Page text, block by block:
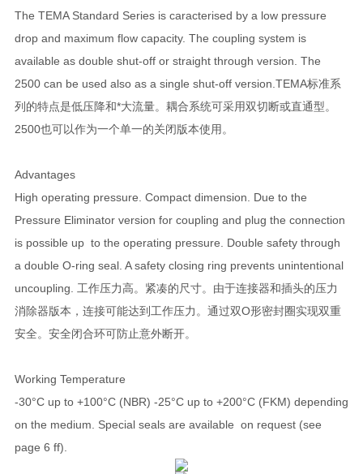
The TEMA Standard Series is caracterised by a low pressure
drop and maximum flow capacity. The coupling system is
available as double shut-off or straight through version. The
2500 can be used also as a single shut-off version.TEMA标准系
列的特点是低压降和*大流量。耦合系统可采用双切断或直通型。
2500也可以作为一个单一的关闭版本使用。
Advantages
High operating pressure. Compact dimension. Due to the
Pressure Eliminator version for coupling and plug the connection
is possible up to the operating pressure. Double safety through
a double O-ring seal. A safety closing ring prevents unintentional
uncoupling. 工作压力高。紧凑的尺寸。由于连接器和插头的压力
消除器版本，连接可能达到工作压力。通过双O形密封圈实现双重
安全。安全闭合环可防止意外断开。
Working Temperature
-30°C up to +100°C (NBR) -25°C up to +200°C (FKM) depending
on the medium. Special seals are available on request (see
page 6 ff).